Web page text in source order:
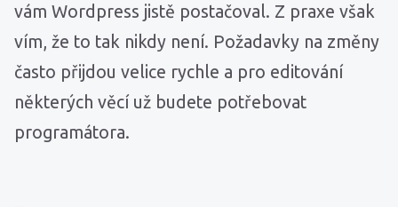
vám Wordpress jistě postačoval. Z praxe však
vím, že to tak nikdy není. Požadavky na změny
často přijdou velice rychle a pro editování
některých věcí už budete potřebovat
programátora.